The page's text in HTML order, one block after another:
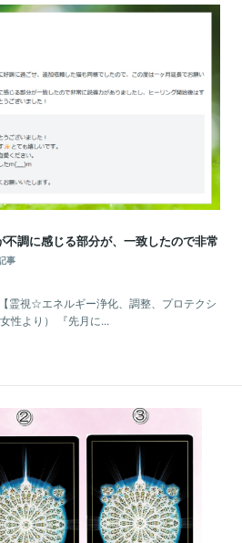
調に感じる部分が、一致したので非常
事
霊視☆エネルギー浄化、調整、プロテクシ
性より） 『先月に...